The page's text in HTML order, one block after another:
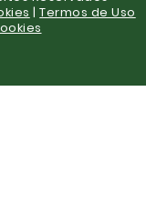
|Termos de Uso